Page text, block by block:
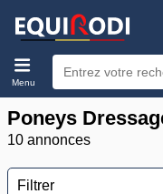
Menu
Poneys
10 annonces
Filtrer